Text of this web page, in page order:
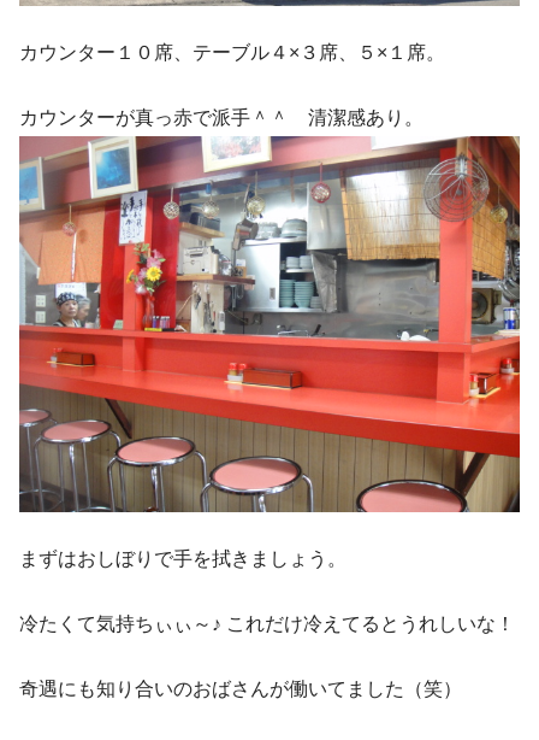
カウンター１０席、テーブル４×３席、５×１席。
カウンターが真っ赤で派手＾＾ 清潔感あり。
まずはおしぼりで手を拭きましょう。
冷たくて気持ちぃぃ～♪ これだけ冷えてるとうれしいな！
奇遇にも知り合いのおばさんが働いてました（笑）